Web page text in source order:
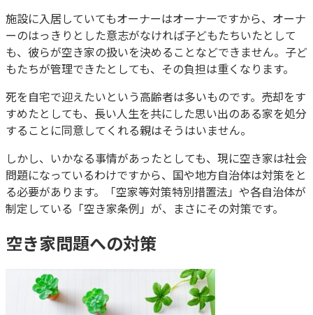
施設に入居していてもオーナーはオーナーですから、オーナ
ーのはっきりとした意志がなければ子どもたちいたとして
も、彼らが空き家の扱いを決めることなどできません。子ど
もたちが管理できたとしても、その負担は重くなります。
死を自宅で迎えたいという高齢者は多いものです。売却をす
すめたとしても、長い人生を共にした思い出のある家を処分
することに同意してくれる親はそうはいません。
しかし、いかなる事情があったとしても、現に空き家は社会
問題になっているわけですから、国や地方自治体は対策をと
る必要があります。「空家等対策特別措置法」や各自治体が
制定している「空き家条例」が、まさにその対策です。
空き家問題への対策